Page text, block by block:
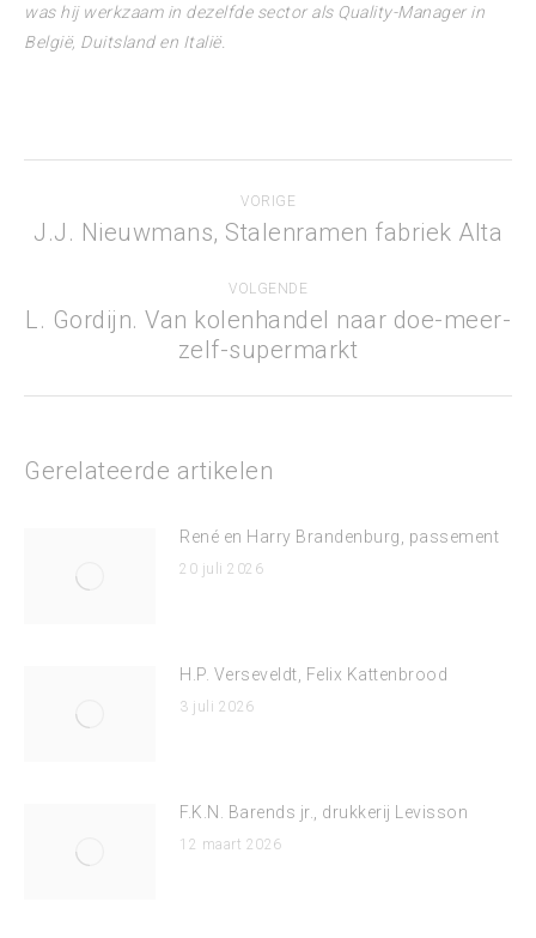
was hij werkzaam in dezelfde sector als Quality-Manager in
België, Duitsland en Italië.
navigatie
VORIGE
Vorig
J.J. Nieuwmans, Stalenramen fabriek Alta
VOLGENDE
Volgend
bericht
L. Gordijn. Van kolenhandel naar doe-meer-
zelf-supermarkt
Gerelateerde artikelen
René en Harry Brandenburg, passement
20 juli 2026
H.P. Verseveldt, Felix Kattenbrood
3 juli 2026
F.K.N. Barends jr., drukkerij Levisson
12 maart 2026